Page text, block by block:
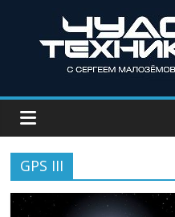
GPS III